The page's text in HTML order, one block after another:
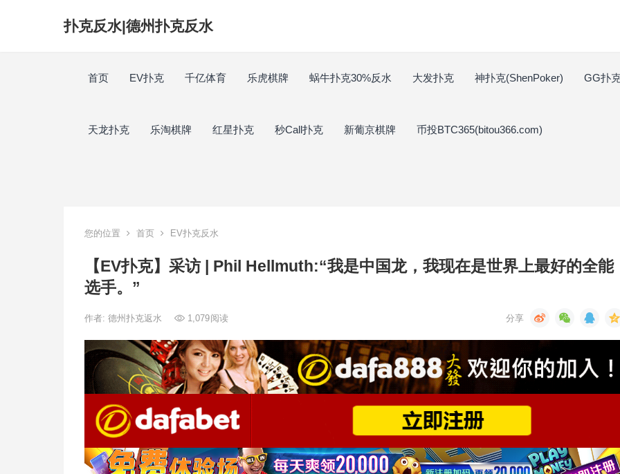
扑克反水|德州扑克反水
首页 EV扑克 千亿体育 乐虎棋牌 蜗牛扑克30%反水 大发扑克 神扑克(ShenPoker) GG扑
天龙扑克 乐淘棋牌 红星扑克 秒Call扑克 新葡京棋牌 币投BTC365(bitou366.com)
您的位置 首页 EV扑克反水
【EV扑克】采访 | Phil Hellmuth:“我是中国龙，我现在是世界上最好的全能
选手。”
作者: 德州扑克返水 1,079阅读